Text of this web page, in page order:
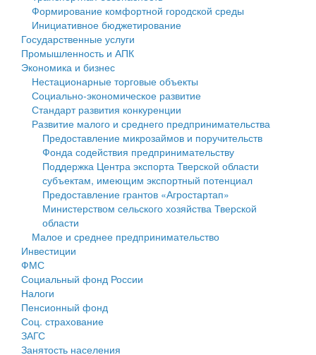
Государственные услуги
Промышленность и АПК
Экономика и бизнес
Символика
Устав
Гостям округа
Туризм
Культура
Образование
Здравоохранение
Социальная защита
Фотоальбом
муниципального округа Тверской области
Администрация Кашинского муниципального округа
Тверской области
Управление сельскими территориями
Открытые данные
Работа с обращениями граждан
Муниципальный контроль
Муниципальные услуги
Проекты административных регламентов
Антимонопольный комплаенс
Противодействие коррупции
Финансовое управление
Бюджет для граждан
Имущество
Выявление правообладателей ранее учтенных
объектов недвижимости
Имущественная поддержка субъектов малого и
среднего предпринимательства
Информационная поддержка субъектов малого и
среднего предпринимательства
Муниципальные программы
Контрольно-счетная палата
Персональные данные
Формирование комфортной городской среды
Инициативное бюджетирование
Государственные услуги
Промышленность и АПК
Экономика и бизнес
Нестационарные торговые объекты
Социально-экономическое развитие
Стандарт развития конкуренции
Развитие малого и среднего предпринимательства
Предоставление микрозаймов и поручительств
Фонда содействия предпринимательству
Поддержка Центра экспорта Тверской области
субъектам, имеющим экспортный потенциал
Предоставление грантов «Агростартап»
Министерством сельского хозяйства Тверской
области
Малое и среднее предпринимательство
Инвестиции
ФМС
Социальный фонд России
Налоги
Пенсионный фонд
Соц. страхование
ЗАГС
Занятость населения